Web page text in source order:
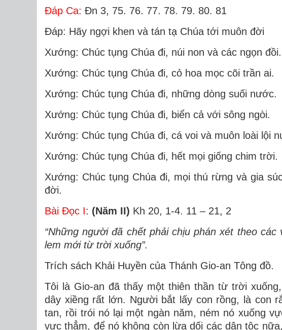
Ðáp Ca: Ðn 3, 75. 76. 77. 78. 79. 80. 81
Ðáp: Hãy ngợi khen và tán tạ Chúa tới muôn đời
Xướng: Chúc tụng Chúa đi, núi non và các ngọn đồi.
Xướng: Chúc tụng Chúa đi, cỏ hoa mọc cõi trần ai.
Xướng: Chúc tụng Chúa đi, những dòng suối nước.
Xướng: Chúc tụng Chúa đi, biển cả với sông ngòi.
Xướng: Chúc tụng Chúa đi, cá voi và muôn loài lội
Xướng: Chúc tụng Chúa đi, hết mọi giống chim trời.
Xướng: Chúc tụng Chúa đi, mọi thú rừng và gia
đời.
Bài Ðọc I: (Năm II) Kh 20, 1-4. 11 – 21, 2
“Những người đã chết phải chịu phán xét theo
lem mới từ trời xuống”.
Trích sách Khải Huyền của Thánh Gio-an Tông đồ.
Tôi là Gio-an đã thấy một thiên thần từ trời
dây xiềng rất lớn. Người bắt lấy con rồng, là con
tan, rồi trói nó lại một ngàn năm, ném nó xuống
vực thẳm, để nó không còn lừa dối các dân tộc